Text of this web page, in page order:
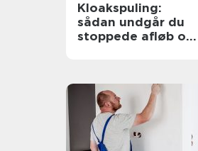
Kloakspuling:
sådan undgår du
stoppede afløb og